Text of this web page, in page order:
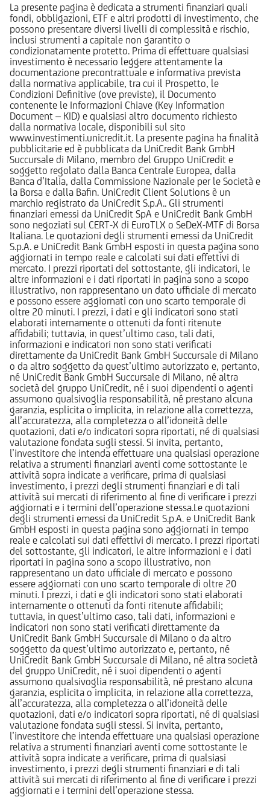
La presente pagina è dedicata a strumenti finanziari quali
fondi, obbligazioni, ETF e altri prodotti di investimento, che
possono presentare diversi livelli di complessità e rischio,
inclusi strumenti a capitale non garantito o
condizionatamente protetto. Prima di effettuare qualsiasi
investimento è necessario leggere attentamente la
documentazione precontrattuale e informativa prevista
dalla normativa applicabile, tra cui il Prospetto, le
Condizioni Definitive (ove previste), il Documento
contenente le Informazioni Chiave (Key Information
Document – KID) e qualsiasi altro documento richiesto
dalla normativa locale, disponibili sul sito
www.investimenti.unicredit.it. La presente pagina ha finalità
pubblicitarie ed è pubblicata da UniCredit Bank GmbH
Succursale di Milano, membro del Gruppo UniCredit e
soggetto regolato dalla Banca Centrale Europea, dalla
Banca d’Italia, dalla Commissione Nazionale per le Società e
la Borsa e dalla Bafin. UniCredit Client Solutions è un
marchio registrato da UniCredit S.p.A.. Gli strumenti
finanziari emessi da UniCredit SpA e UniCredit Bank GmbH
sono negoziati sul CERT-X di EuroTLX o SeDeX-MTF di Borsa
Italiana. Le quotazioni degli strumenti emessi da UniCredit
S.p.A. e UniCredit Bank GmbH esposti in questa pagina sono
aggiornati in tempo reale e calcolati sui dati effettivi di
mercato. I prezzi riportati del sottostante, gli indicatori, le
altre informazioni e i dati riportati in pagina sono a scopo
illustrativo, non rappresentano un dato ufficiale di mercato
e possono essere aggiornati con uno scarto temporale di
oltre 20 minuti. I prezzi, i dati e gli indicatori sono stati
elaborati internamente o ottenuti da fonti ritenute
affidabili; tuttavia, in quest’ultimo caso, tali dati,
informazioni e indicatori non sono stati verificati
direttamente da UniCredit Bank GmbH Succursale di Milano
o da altro soggetto da quest’ultimo autorizzato e, pertanto,
né UniCredit Bank GmbH Succursale di Milano, né altra
società del gruppo UniCredit, né i suoi dipendenti o agenti
assumono qualsivoglia responsabilità, né prestano alcuna
garanzia, esplicita o implicita, in relazione alla correttezza,
all’accuratezza, alla completezza o all’idoneità delle
quotazioni, dati e/o indicatori sopra riportati, né di qualsiasi
valutazione fondata sugli stessi. Si invita, pertanto,
l’investitore che intenda effettuare una qualsiasi operazione
relativa a strumenti finanziari aventi come sottostante le
attività sopra indicate a verificare, prima di qualsiasi
investimento, i prezzi degli strumenti finanziari e di tali
attività sui mercati di riferimento al fine di verificare i prezzi
aggiornati e i termini dell’operazione stessa.Le quotazioni
degli strumenti emessi da UniCredit S.p.A. e UniCredit Bank
GmbH esposti in questa pagina sono aggiornati in tempo
reale e calcolati sui dati effettivi di mercato. I prezzi riportati
del sottostante, gli indicatori, le altre informazioni e i dati
riportati in pagina sono a scopo illustrativo, non
rappresentano un dato ufficiale di mercato e possono
essere aggiornati con uno scarto temporale di oltre 20
minuti. I prezzi, i dati e gli indicatori sono stati elaborati
internamente o ottenuti da fonti ritenute affidabili;
tuttavia, in quest’ultimo caso, tali dati, informazioni e
indicatori non sono stati verificati direttamente da
UniCredit Bank GmbH Succursale di Milano o da altro
soggetto da quest’ultimo autorizzato e, pertanto, né
UniCredit Bank GmbH Succursale di Milano, né altra società
del gruppo UniCredit, né i suoi dipendenti o agenti
assumono qualsivoglia responsabilità, né prestano alcuna
garanzia, esplicita o implicita, in relazione alla correttezza,
all’accuratezza, alla completezza o all’idoneità delle
quotazioni, dati e/o indicatori sopra riportati, né di qualsiasi
valutazione fondata sugli stessi. Si invita, pertanto,
l’investitore che intenda effettuare una qualsiasi operazione
relativa a strumenti finanziari aventi come sottostante le
attività sopra indicate a verificare, prima di qualsiasi
investimento, i prezzi degli strumenti finanziari e di tali
attività sui mercati di riferimento al fine di verificare i prezzi
aggiornati e i termini dell’operazione stessa.